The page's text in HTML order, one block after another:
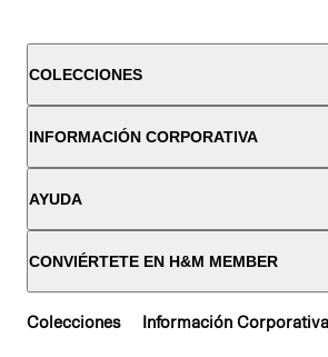
COLECCIONES
INFORMACIÓN CORPORATIVA
AYUDA
CONVIÉRTETE EN H&M MEMBER
Colecciones Información Corporativa